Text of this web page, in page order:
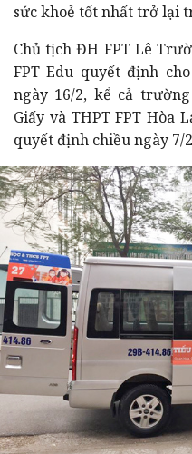
sức khoẻ tốt nhất trở lại
Chủ tịch ĐH FPT Lê
FPT Edu quyết định
ngày 16/2, kể cả trường
Giấy và THPT FPT Hòa
quyết định chiều ngày 7/